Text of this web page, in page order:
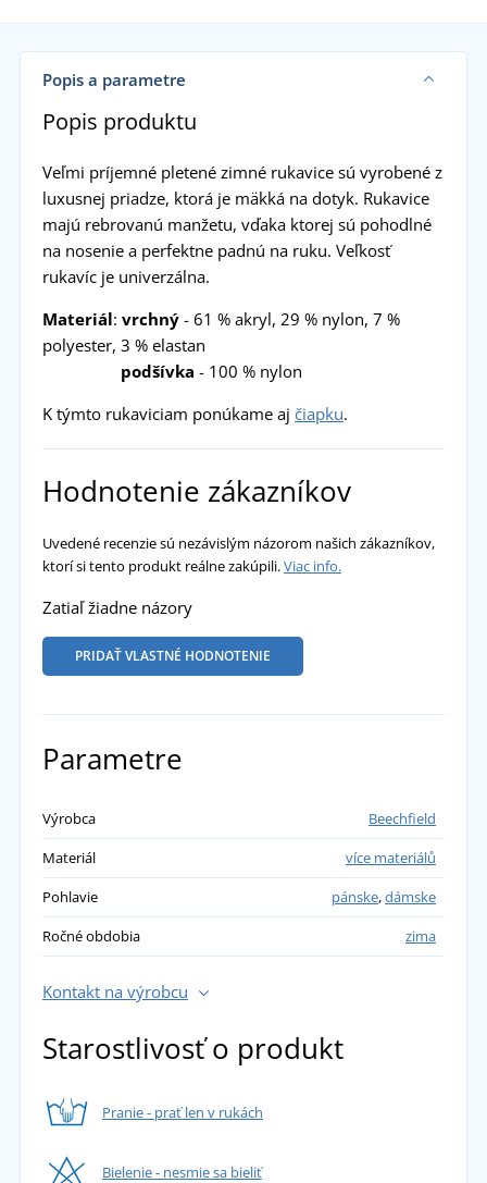
Popis a parametre
Popis produktu
Veľmi príjemné pletené zimné rukavice sú vyrobené z
luxusnej priadze, ktorá je mäkká na dotyk. Rukavice
majú rebrovanú manžetu, vďaka ktorej sú pohodlné
na nosenie a perfektne padnú na ruku. Veľkosť
rukavíc je univerzálna.
Materiál: vrchný- 61 % akryl, 29 % nylon, 7 %
polyester, 3 % elastan
podšívka - 100 % nylon
K týmto rukaviciam ponúkame aj čiapku.
Hodnotenie zákazníkov
Uvedené recenzie sú nezávislým názorom našich zákazníkov,
ktorí si tento produkt reálne zakúpili.Viac info.
Zatiaľ žiadne názory
PRIDAŤ VLASTNÉ HODNOTENIE
Parametre
Výrobca
Beechfield
Materiál
více materiálů
Pohlavie
pánske,dámske
Ročné obdobia
zima
Kontakt na výrobcu
Starostlivosť o produkt
Pranie - prať len v rukách
Bielenie - nesmie sa bieliť